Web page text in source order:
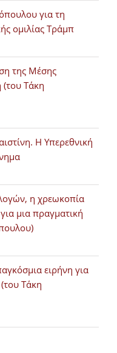
για τη
ομιλίας Τράμπ
της Μέσης
(του Τάκη
Η Υπερεθνική
η χρεωκοπία
μια πραγματική
ειρήνη για
Τάκη